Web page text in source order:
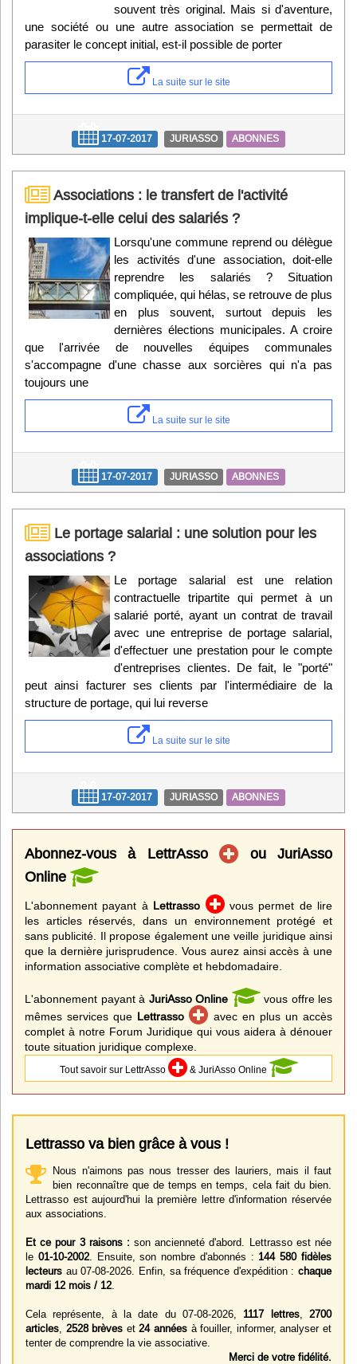
souvent très original. Mais si d'aventure,
une société ou une autre association se permettait de
parasiter le concept initial, est-il possible de porter
La suite sur le site
17-07-2017 JURIASSO ABONNES
Associations : le transfert de l'activité
implique-t-elle celui des salariés ?
Lorsqu'une commune reprend ou délègue
les activités d'une association, doit-elle
reprendre les salariés ? Situation
compliquée, qui hélas, se retrouve de plus
en plus souvent, surtout depuis les
dernières élections municipales. A croire
que l'arrivée de nouvelles équipes communales
s'accompagne d'une chasse aux sorcières qui n'a pas
toujours une
La suite sur le site
17-07-2017 JURIASSO ABONNES
Le portage salarial : une solution pour les
associations ?
Le portage salarial est une relation
contractuelle tripartite qui permet à un
salarié porté, ayant un contrat de travail
avec une entreprise de portage salarial,
d'effectuer une prestation pour le compte
d'entreprises clientes. De fait, le "porté"
peut ainsi facturer ses clients par l'intermédiaire de la
structure de portage, qui lui reverse
La suite sur le site
17-07-2017 JURIASSO ABONNES
Abonnez-vous à LettrAsso
ou JuriAsso
Online
L'abonnement payant à Lettrasso
vous permet de lire
les articles réservés, dans un environnement protégé et
sans publicité. Il propose également une veille juridique ainsi
que la dernière jurisprudence. Vous aurez ainsi accès à une
information associative complète et hebdomadaire.
L'abonnement payant à JuriAsso Online
vous offre les
mêmes services que Lettrasso
avec en plus un accès
complet à notre Forum Juridique qui vous aidera à dénouer
toute situation juridique complexe.
Tout savoir sur LettrAsso & JuriAsso Online
Lettrasso va bien grâce à vous !
Nous n'aimons pas nous tresser des lauriers, mais il faut
bien reconnaître que de temps en temps, cela fait du bien.
Lettrasso est aujourd'hui la première lettre d'information réservée
aux associations.
Et ce pour 3 raisons : son ancienneté d'abord. Lettrasso est née
le 01-10-2002. Ensuite, son nombre d'abonnés : 144 580 fidèles
lecteurs au 07-08-2026. Enfin, sa fréquence d'expédition : chaque
mardi 12 mois / 12
Cela représente, à la date du 07-08-2026, 1117 lettres,2700
articles 2528 brèves et24 années à fouiller, informer, analyser et
tenter de comprendre la vie associative.
Merci de votre fidélité.